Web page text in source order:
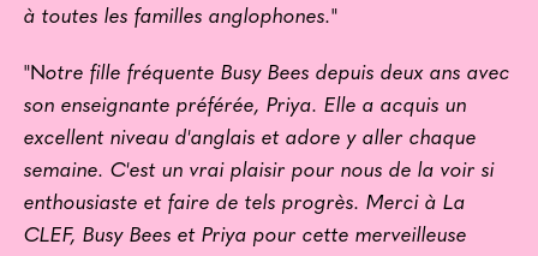
à toutes les familles anglophones."
"Notre fille fréquente Busy Bees depuis deux ans avec
son enseignante préférée, Priya. Elle a acquis un
excellent niveau d'anglais et adore y aller chaque
semaine. C'est un vrai plaisir pour nous de la voir si
enthousiaste et faire de tels progrès. Merci à La
CLEF, Busy Bees et Priya pour cette merveilleuse